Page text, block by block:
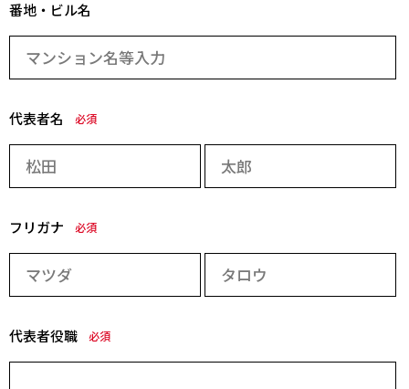
番地・ビル名
代表者名 必須
フリガナ 必須
代表者役職 必須